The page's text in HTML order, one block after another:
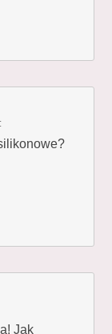
:
Jak